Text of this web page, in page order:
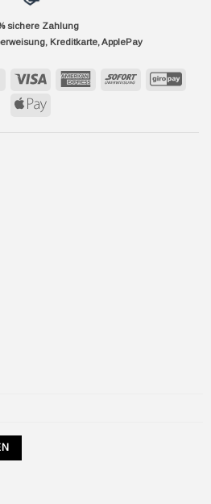
sichere Zahlung
Kreditkarte, ApplePay
MasterCard Visa
AmericanSofort
Apple